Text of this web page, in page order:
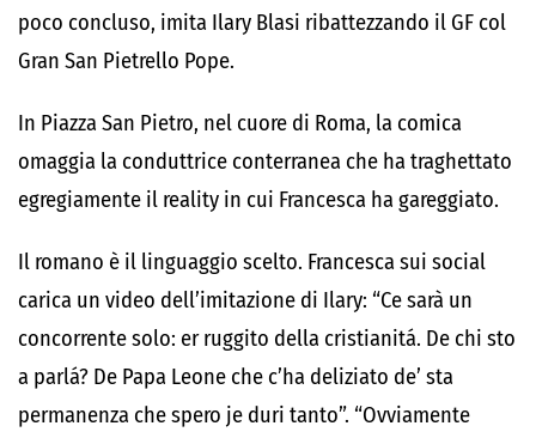
poco concluso, imita Ilary Blasi ribattezzando il GF col
Gran San Pietrello Pope.
In Piazza San Pietro, nel cuore di Roma, la comica
omaggia la conduttrice conterranea che ha traghettato
egregiamente il reality in cui Francesca ha gareggiato.
Il romano è il linguaggio scelto. Francesca sui social
carica un video dell’imitazione di Ilary: “Ce sarà un
concorrente solo: er ruggito della cristianitá. De chi sto
a parlá? De Papa Leone che c’ha deliziato de’ sta
permanenza che spero je duri tanto”. “Ovviamente